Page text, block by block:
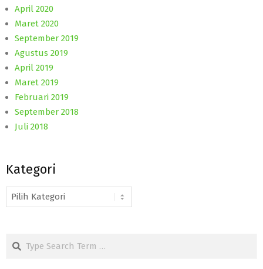
April 2020
Maret 2020
September 2019
Agustus 2019
April 2019
Maret 2019
Februari 2019
September 2018
Juli 2018
Kategori
Kategori
Search